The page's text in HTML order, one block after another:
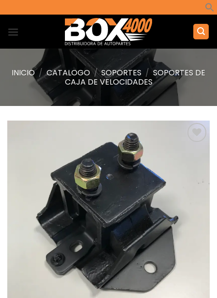
al
contenido
INICIO / CATALOGO / SOPORTES / SOPORTES DE
CAJA DE VELOCIDADES